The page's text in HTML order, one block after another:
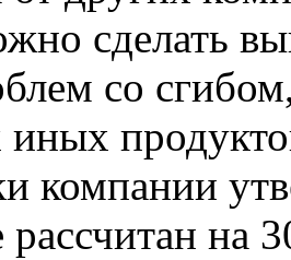
сделать
со
иных
компании
на